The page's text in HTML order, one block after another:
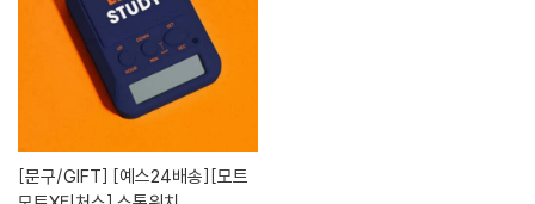
[문구/GIFT]